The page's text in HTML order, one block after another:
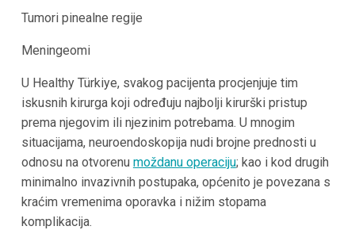
Tumori pinealne regije
Meningeomi
U Healthy Türkiye, svakog pacijenta procjenjuje tim
iskusnih kirurga koji određuju najbolji kirurški pristup
prema njegovim ili njezinim potrebama. U mnogim
situacijama, neuroendoskopija nudi brojne prednosti u
odnosu na otvorenu moždanu operaciju; kao i kod drugih
minimalno invazivnih postupaka, općenito je povezana s
kraćim vremenima oporavka i nižim stopama
komplikacija.